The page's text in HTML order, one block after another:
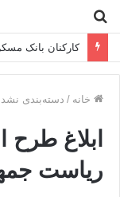
برای
خانه / دسته‌بندی
ابلاغ طرح
ریاست